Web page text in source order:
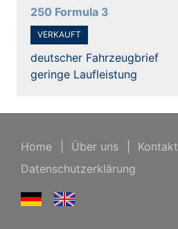
250 Formula 3
VERKAUFT
deutscher Fahrzeugbrief
geringe Laufleistung
Home Über uns Kontakt
Datenschutzerklärung